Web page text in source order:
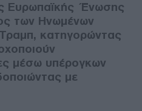
Ευρωπαϊκής Ένωσης
των Ηνωμένων
κατηγορώντας
μέσω υπέρογκων
με